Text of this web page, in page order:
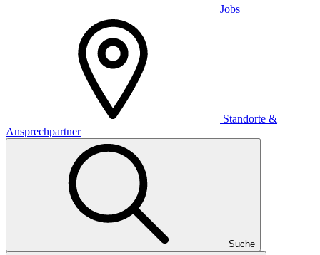
Jobs
Standorte &
Ansprechpartner
Suche